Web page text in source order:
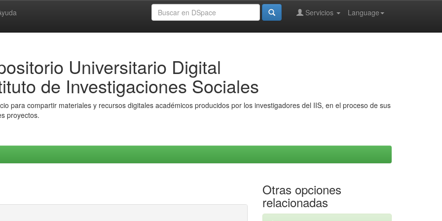
Language
Servicios
Universitario Digital
de Investigaciones Sociales
para compartir materiales y recursos digitales académicos producidos por los investigadores del IIS, en el proceso de sus
proyectos.
Otras opciones
relacionadas